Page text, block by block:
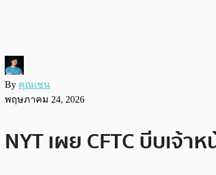
By คุณเชน
พฤษภาคม 24, 2026
NYT เผย CFTC บีบเจ้